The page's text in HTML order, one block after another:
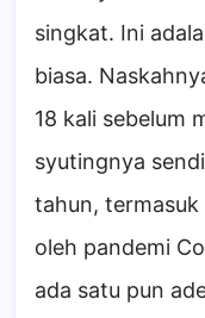
singkat. Ini
biasa.
18 kali sebelum
syutingnya
tahun,
oleh pandemi
ada satu pun